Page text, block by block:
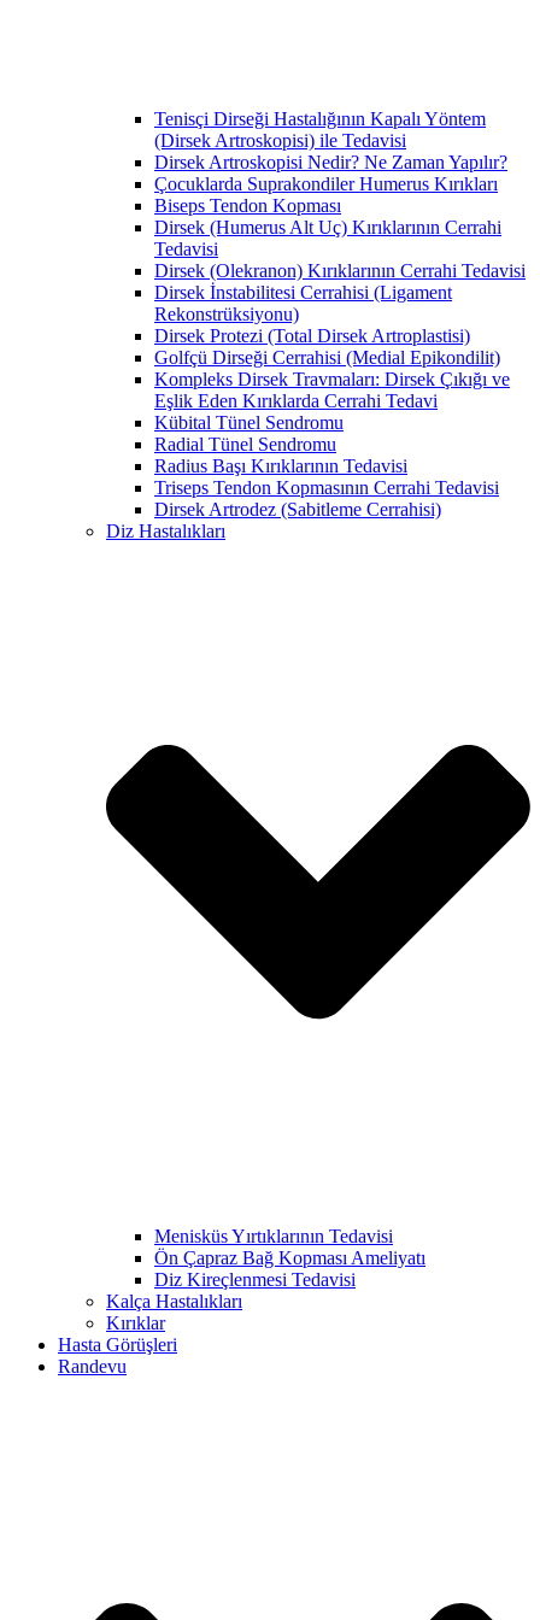
Tenisçi Dirseği Hastalığının Kapalı Yöntem
(Dirsek Artroskopisi) ile Tedavisi
Dirsek Artroskopisi Nedir? Ne Zaman Yapılır?
Çocuklarda Suprakondiler Humerus Kırıkları
Biseps Tendon Kopması
Dirsek (Humerus Alt Uç) Kırıklarının Cerrahi
Tedavisi
Dirsek (Olekranon) Kırıklarının Cerrahi Tedavisi
Dirsek İnstabilitesi Cerrahisi (Ligament
Rekonstrüksiyonu)
Dirsek Protezi (Total Dirsek Artroplastisi)
Golfçü Dirseği Cerrahisi (Medial Epikondilit)
Kompleks Dirsek Travmaları: Dirsek Çıkığı ve
Eşlik Eden Kırıklarda Cerrahi Tedavi
Kübital Tünel Sendromu
Radial Tünel Sendromu
Radius Başı Kırıklarının Tedavisi
Triseps Tendon Kopmasının Cerrahi Tedavisi
Dirsek Artrodez (Sabitleme Cerrahisi)
Diz Hastalıkları
Menisküs Yırtıklarının Tedavisi
Ön Çapraz Bağ Kopması Ameliyatı
Diz Kireçlenmesi Tedavisi
Kalça Hastalıkları
Kırıklar
Hasta Görüşleri
Randevu